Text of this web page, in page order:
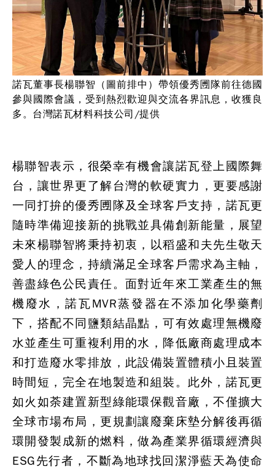
諾瓦董事長楊聯智（圖前排中）帶領優秀圑隊前往德國
參與國際會議，受到熱烈歡迎與交流各界訊息，收獲良
多。台灣諾瓦材料科技公司/提供
楊聯智表示，很榮幸有機會讓諾瓦登上國際舞
台，讓世界更了解台灣的軟硬實力，更要感謝
一同打拚的優秀圑隊及全球客戶支持，諾瓦更
隨時準備迎接新的挑戰並具備創新能量，展望
未來楊聯智將秉持初衷，以稻盛和夫先生敬天
愛人的理念，持續滿足全球客戶需求為主軸，
善盡綠色公民責任。面對近年來工業產生的無
機廢水，諾瓦MVR蒸發器在不添加化學藥劑
下，搭配不同鹽類結晶點，可有效處理無機廢
水並產生可重複利用的水，降低廠商處理成本
和打造廢水零排放，此設備裝置體積小且裝置
時間短，完全在地製造和組裝。此外，諾瓦更
如火如荼建置新型綠能環保觀音廠，不僅擴大
全球市場布局，更規劃讓廢棄床墊分解後再循
環開發製成新的燃料，做為產業界循環經濟與
ESG先行者，不斷為地球找回潔淨藍天為使命